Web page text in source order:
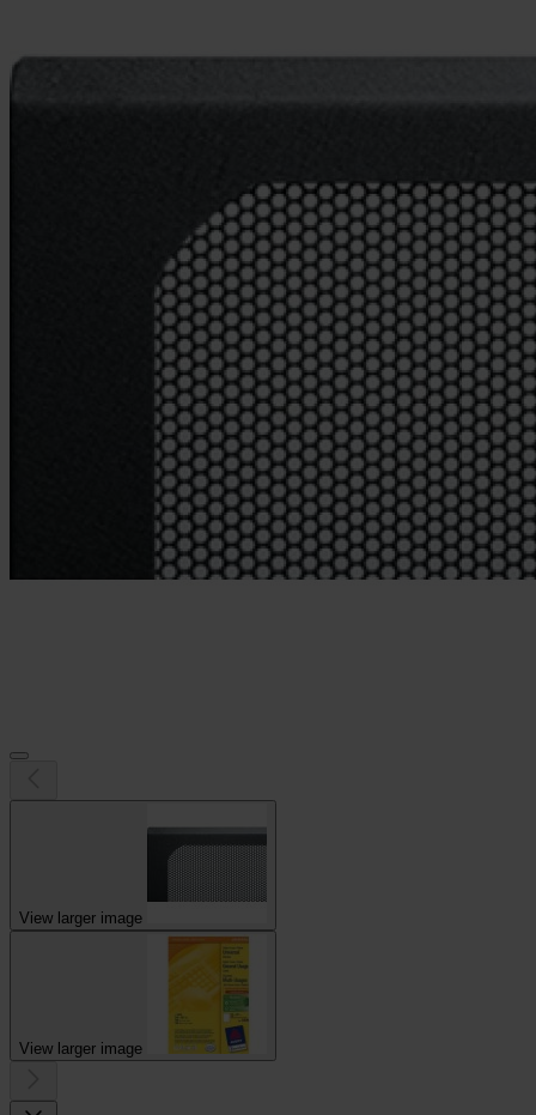
View larger image
View larger image